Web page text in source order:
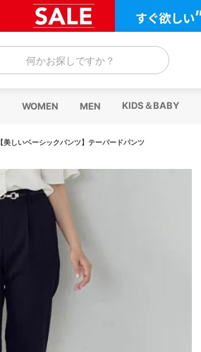
何かお探しですか？
WOMEN MEN KIDS＆BABY
【美しいベーシックパンツ】テーパードパンツ